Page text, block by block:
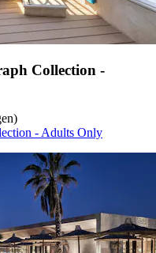
Collection -
- Adults Only